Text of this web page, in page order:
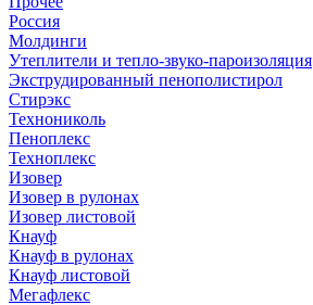
Россия
Молдинги
Утеплители и тепло-звуко-пароизоляция
Экструдированный пенополистирол
Стирэкс
Технониколь
Пеноплекс
Техноплекс
Изовер
Изовер в рулонах
Изовер листовой
Кнауф
Кнауф в рулонах
Кнауф листовой
Мегафлекс